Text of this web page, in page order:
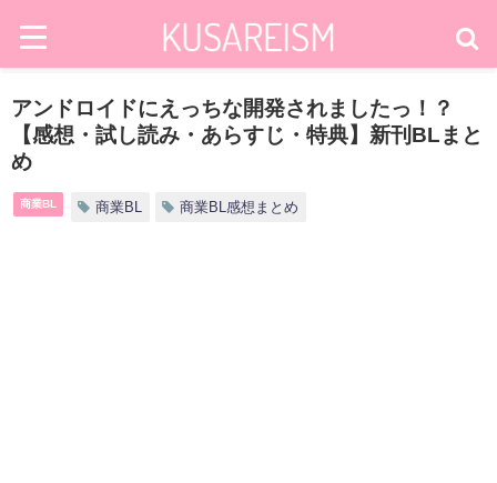
アンドロイドにえっちな開発されましたっ！？
【感想・試し読み・あらすじ・特典】新刊BLまと
め
商業BL 商業BL 商業BL感想まとめ